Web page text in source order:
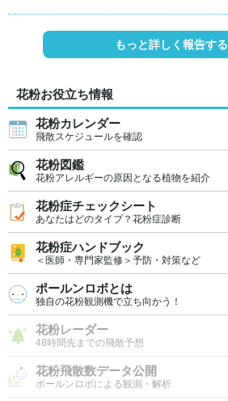
もっと詳しく報告する
花粉お役立ち情報
花粉カレンダー
飛散スケジュールを確認
花粉図鑑
花粉アレルギーの原因となる植物を紹介
花粉症チェックシート
あなたはどのタイプ？花粉症診断
花粉症ハンドブック
＜医師・専門家監修＞予防・対策など
ポールンロボとは
独自の花粉観測機で立ち向かう！
花粉レーダー
48時間先までの飛散予想
花粉飛散数データ公開
ポールンロボによる観測・解析